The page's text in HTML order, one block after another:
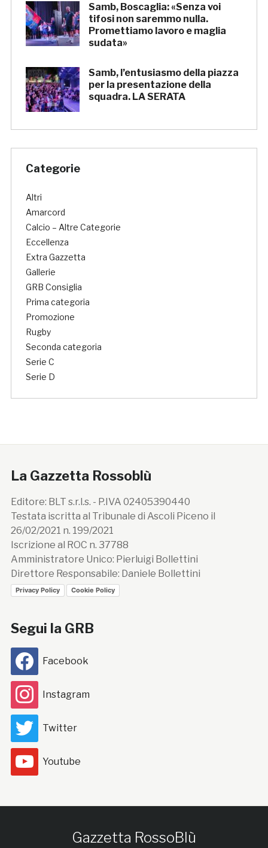
Samb, Boscaglia: «Senza voi
tifosi non saremmo nulla.
Promettiamo lavoro e maglia
sudata»
Samb, l’entusiasmo della piazza
per la presentazione della
squadra. LA SERATA
Categorie
Altri
Amarcord
Calcio – Altre Categorie
Eccellenza
Extra Gazzetta
Gallerie
GRB Consiglia
Prima categoria
Promozione
Rugby
Seconda categoria
Serie C
Serie D
La Gazzetta Rossoblù
Editore: BLT s.r.l.s. - P.IVA 02405390440
Testata iscritta al Tribunale di Ascoli Piceno il
26/02/2021 n. 199/2021
Iscrizione al ROC n. 37788
Amministratore Unico: Pierluigi Bollettini
Direttore Responsabile: Daniele Bollettini
Privacy Policy Cookie Policy
Segui la GRB
Facebook
Instagram
Twitter
Youtube
Gazzetta RossoBlù